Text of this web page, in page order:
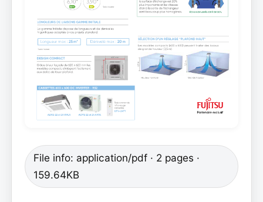
File info: application/pdf · 2 pages ·
159.64KB